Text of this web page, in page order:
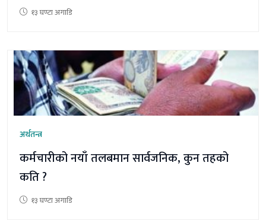
१३ घण्टा अगाडि
अर्थतन्त्र
कर्मचारीको नयाँ तलबमान सार्वजनिक, कुन तहको
कति ?
१३ घण्टा अगाडि